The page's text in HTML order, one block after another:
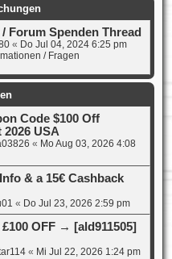
Forum Spenden Thread
« Do Jul 04, 2024 6:25 pm
/ Fragen
Code $100 Off
2026 USA
« Mo Aug 03, 2026 4:08
& a 15€ Cashback
« Do Jul 23, 2026 2:59 pm
OFF → [ald911505]
« Mi Jul 22, 2026 1:24 pm